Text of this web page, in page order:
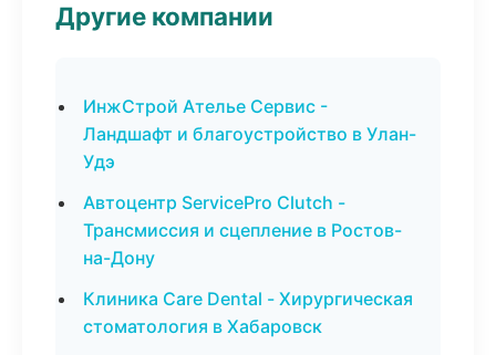
Другие компании
ИнжСтрой Ателье Сервис -
Ландшафт и благоустройство в Улан-
Удэ
Автоцентр ServicePro Clutch -
Трансмиссия и сцепление в Ростов-
на-Дону
Клиника Care Dental - Хирургическая
стоматология в Хабаровск